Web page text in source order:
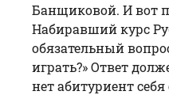
Банщиковой. И вот
Набиравший курс
обязательный
играть?» Ответ
нет абитуриент